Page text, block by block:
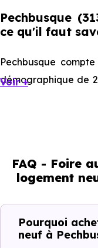
Pechbusque
ce qu'il faut
Pechbusque
démographique de
démographique
demande locative
plus recherchées.
Côté cadre de vie,
Voir +
FAQ - Foire
logement
Pourquoi
neuf à